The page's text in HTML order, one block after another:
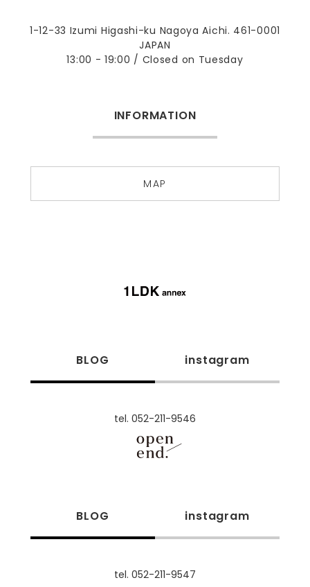
1-12-33 Izumi Higashi-ku Nagoya Aichi. 461-0001
JAPAN
13:00 - 19:00 / Closed on Tuesday
INFORMATION
MAP
BLOG instagram
tel. 052-211-9546
BLOG instagram
tel. 052-211-9547